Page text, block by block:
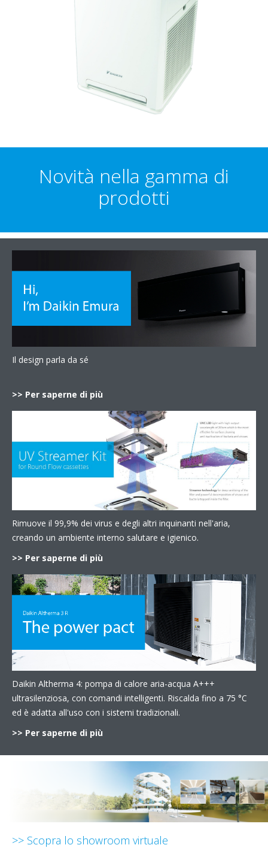
Novità nella gamma di
prodotti
Il design parla da sé
>> Per saperne di più
Rimuove il 99,9% dei virus e degli altri inquinanti nell'aria,
creando un ambiente interno salutare e igienico.
>> Per saperne di più
Daikin Altherma 4: pompa di calore aria-acqua A+++
ultrasilenziosa, con comandi intelligenti. Riscalda fino a 75 °C
ed è adatta all'uso con i sistemi tradizionali.
>> Per saperne di più
>> Scopra lo showroom virtuale